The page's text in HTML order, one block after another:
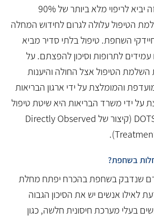
הפחות. טיפול כזה יביא לריפוי מלא ביותר של 90%
הטיפול עלולה לגרום לחידוש המחלה
השחפת. טיפול בלתי סדיר מביא
לתרופות וסיכון להפצתם. על
הטיפול אצל החולה והיענות
והמומלצת על ידי ארגון הבריאות
על ידי משרד הבריאות היא שיטת טיפול
בהשגחה ישירה DOTS (קיצור של Directly Observed
בשחפת?
שנדבק בשחפת בהכרח יפתח מחלת
לאילו אנשים יש את הסיכון הגבוה
בעלי מערכת חיסונית חלשה, כגון